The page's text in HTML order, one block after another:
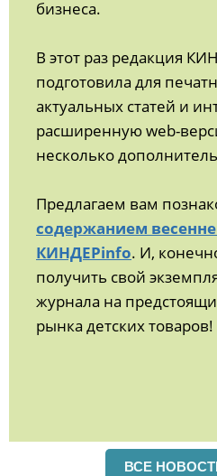
бизнеса.
В этот раз редакция
подготовила для
актуальных статей и
расширенную web-
несколько
Предлагаем вам
содержанием
КИНДЕРinfo. И,
получить свой
журнала на
рынка детских товаров!
ВСЕ